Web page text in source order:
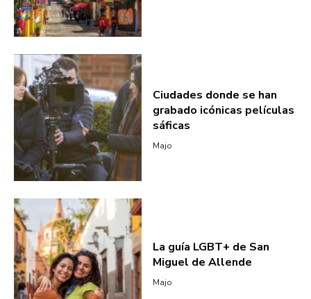
Ciudades donde se han
grabado icónicas películas
sáficas
Majo
La guía LGBT+ de San
Miguel de Allende
Majo